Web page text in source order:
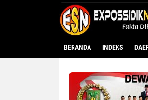
BERANDA INDEKS